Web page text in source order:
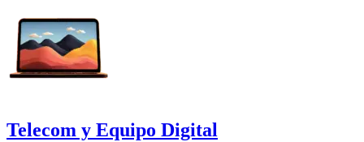
Telecom y Equipo Digital